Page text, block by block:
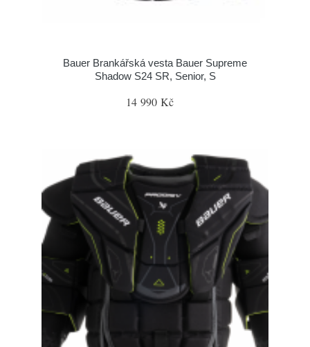
Bauer Brankářská vesta Bauer Supreme
Shadow S24 SR, Senior, S
14 990 Kč